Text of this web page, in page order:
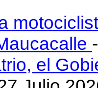
el